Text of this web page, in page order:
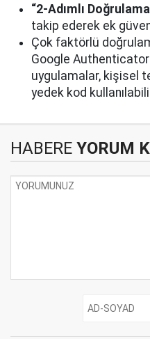
“2-Adımlı
takip ederek ek
Çok faktörlü
Google
uygulamalar, kişisel
yedek kod
HABERE YORUM